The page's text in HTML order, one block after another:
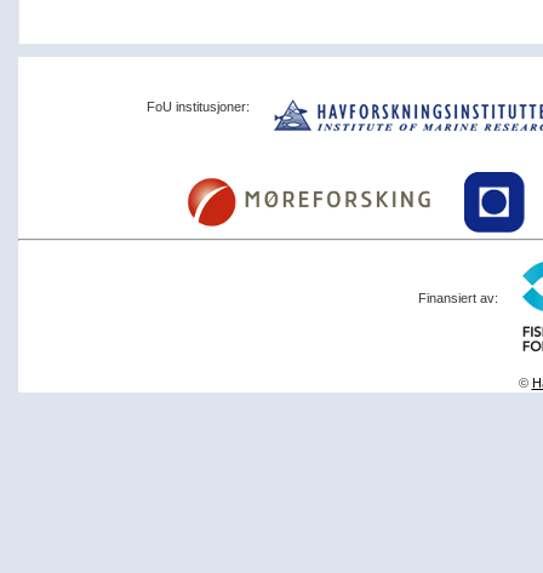
FoU institusjoner:
Finansiert av:
©